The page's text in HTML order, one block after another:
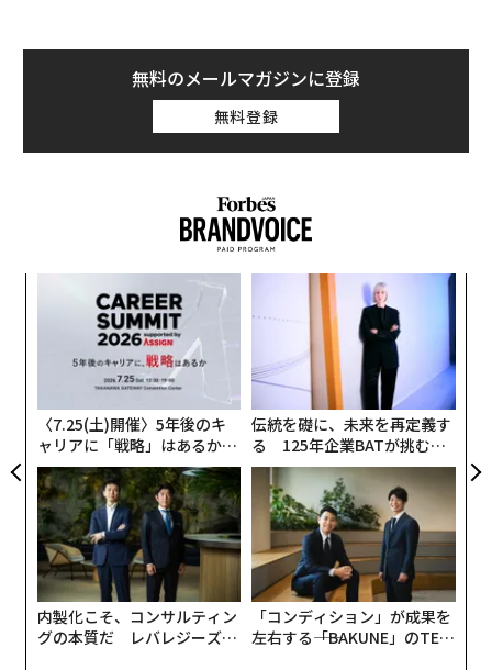
無料のメールマガジンに登録
無料登録
〈7.25(土)開催〉5年後のキ
ャリアに「戦略」はあるか。
トップエグゼクティブのキャ
リアに触れる1日│CAREER S
UMMIT 2026
伝統を礎に、未来を再定義す
る 125年企業BATが挑むス
モークレスな未来
内製化こそ、コンサルティン
グの本質だ レバレジーズが
「コンディション」が成果を
左右する――「BAKUNE」のTEN